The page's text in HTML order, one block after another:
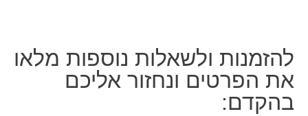
להזמנות ולשאלות נוספות מלאו
את הפרטים ונחזור אליכם
בהקדם: